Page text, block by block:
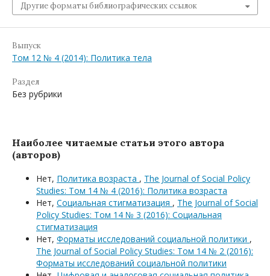
Другие форматы библиографических ссылок
Выпуск
Том 12 № 4 (2014): Политика тела
Раздел
Без рубрики
Наиболее читаемые статьи этого автора
(авторов)
Нет, Политика возраста , The Journal of Social Policy
Studies: Том 14 № 4 (2016): Политика возраста
Нет, Социальная стигматизация , The Journal of Social
Policy Studies: Том 14 № 3 (2016): Социальная
стигматизация
Нет, Форматы исследований социальной политики ,
The Journal of Social Policy Studies: Том 14 № 2 (2016):
Форматы исследований социальной политики